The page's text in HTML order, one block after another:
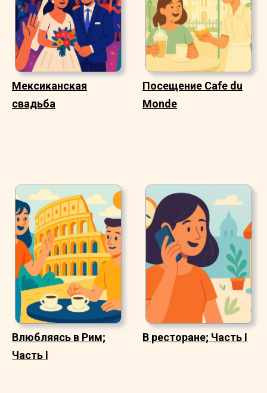
Мексиканская
свадьба
Посещение Cafe du
Monde
Влюбляясь в Рим;
Часть I
В ресторане; Часть I